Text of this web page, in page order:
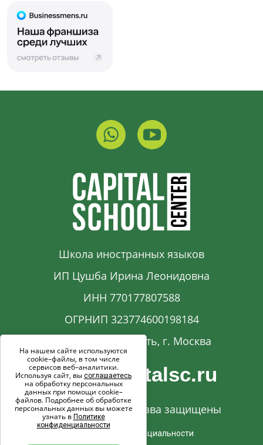
Школа иностранных языков
ИП Цушба Ирина Леонидовна
ИНН 770177807588
ОГРНИП 323774600198184
Московская область, г. Москва
info@capitalsc.ru
© 2017-2026. Все права защищены
Политика конфиденциальности
На нашем сайте используются
cookie–файлы, в том числе
сервисов веб–аналитики.
Используя сайт, вы соглашаетесь
на обработку персональных
данных при помощи cookie–
файлов. Подробнее об обработке
персональных данных вы можете
узнать в Политике
конфиденциальности